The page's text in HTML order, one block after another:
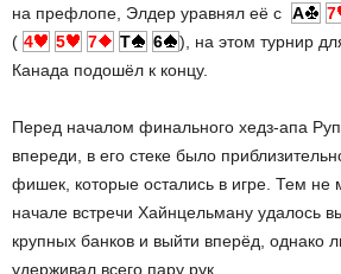
на префлопе, Элдер уравнял её с A 7
( 4 5 7 T 6
), на этом турнир
Канада подошёл к концу.
Перед началом финального хедз-апа
впереди, в его стеке было
фишек, которые остались в игре. Тем не
начале встречи Хайнцельману удалось
крупных банков и выйти вперёд, однако
удерживал всего пару рук.